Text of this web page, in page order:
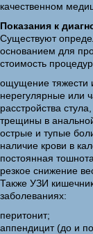
качественном
Показания к
Существуют
основанием для
стоимость
ощущение тяжести
нерегулярные или
расстройства
трещины в
острые и тупые
наличие крови в
постоянная
резкое снижение
Также УЗИ
заболеваниях:
перитонит;
аппендицит (до и